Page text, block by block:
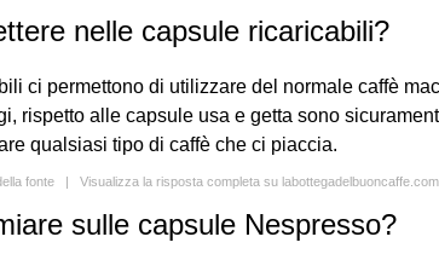
nelle capsule ricaricabili?
ci permettono di utilizzare del normale caffè
rispetto alle capsule usa e getta sono
qualsiasi tipo di caffè che ci piaccia.
fonte | Visualizza la risposta completa su labottegadelbuoncaffe.com
sulle capsule Nespresso?